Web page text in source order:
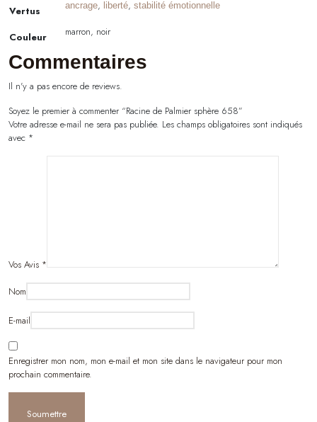
Vertus ancrage, liberté, stabilité émotionnelle
Couleur marron, noir
Commentaires
Il n'y a pas encore de reviews.
Soyez le premier à commenter “Racine de Palmier sphère 658”
Votre adresse e-mail ne sera pas publiée. Les champs obligatoires sont indiqués
avec *
Vos Avis *
Nom
E-mail
Enregistrer mon nom, mon e-mail et mon site dans le navigateur pour mon
prochain commentaire.